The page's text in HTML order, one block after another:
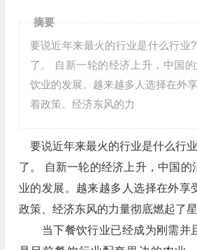
摘要
要说近年来最火的行业是什么行业
了。 自新一轮的经济上升，中国
饮业的发展。越来越多人选择在外
着政策、经济东风的力
要说近年来最火的行业是什么行
了。 自新一轮的经济上升，中国的
业的发展。越来越多人选择在外享
政策、经济东风的力量彻底燃起了星
当下餐饮行业已经成为刚需并